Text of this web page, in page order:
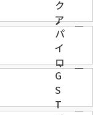
ィ
ノ
ク
ア
タ
イ
マ
ー
パ
イ
ロ
ッ
ト
・
G
S
T